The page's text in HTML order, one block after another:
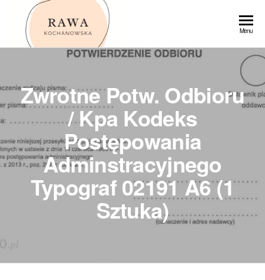
Przejdź
Menu
Zwrotne Potw. Odbioru
/ Kpa Kodeks
Postępowania
Adminstracyjnego
Typograf 02191 A6 (1
Sztuka)